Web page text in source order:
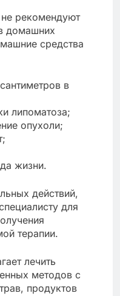
не рекомендуют
домашних
средства
в
липоматоза;
опухоли;
жизни.
действий,
для
терапии.
лечить
методов с
продуктов